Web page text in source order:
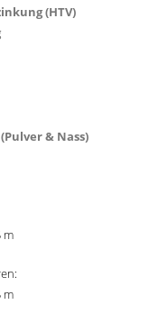
(HTV)
& Nass)
m
m